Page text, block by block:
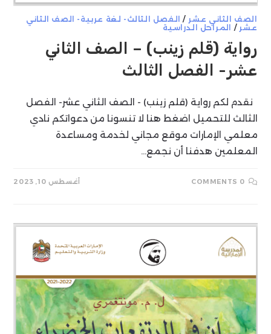
الصف الثاني عشر / الفصل الثالث- لغة عربية- الصف الثاني
عشر / المراحل الدراسية
رواية (قلم زينب) – الصف الثاني
عشر- الفصل الثالث
نقدم لكم رواية (قلم زينب) - الصف الثاني عشر- الفصل
الثالث للتحميل اضغط هنا لا تنسونا من دعواتكم نادي
معلمي الإمارات موقع مجاني لخدمة ومساعدة
المعلمين هدفنا أن نجمع…
0 COMMENTS أغسطس 10, 2023